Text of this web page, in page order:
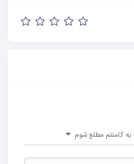
کامنتم مطلع شوم